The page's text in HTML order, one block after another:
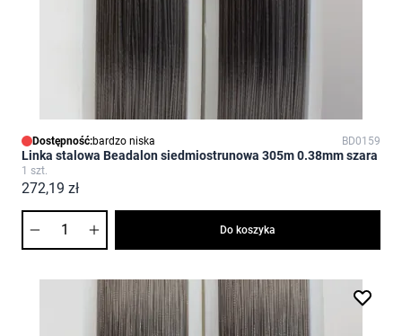
Dostępność:bardzo niska BD0159
Linka stalowa Beadalon siedmiostrunowa 305m 0.38mm szara
1 szt.
272,19 zł
Do koszyka